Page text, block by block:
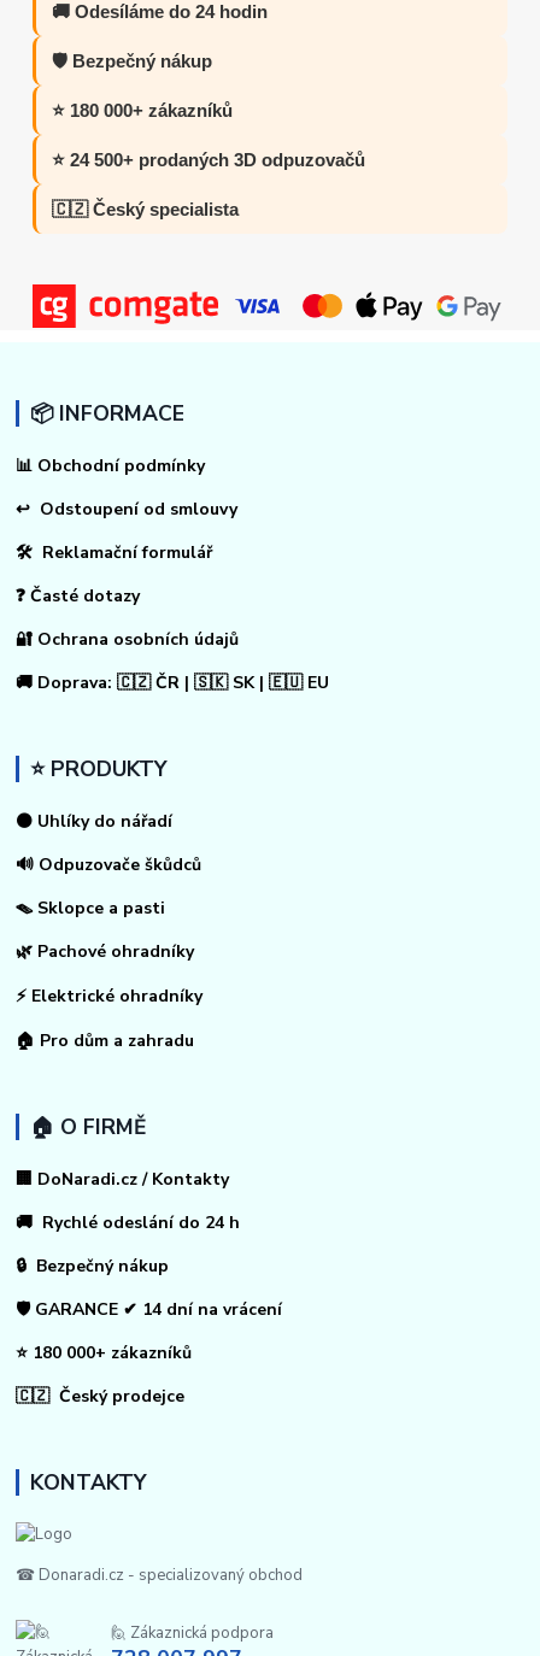
🚚 Odesíláme do 24 hodin
🛡️ Bezpečný nákup
⭐ 180 000+ zákazníků
⭐ 24 500+ prodaných 3D odpuzovačů
🇨🇿 Český specialista
📦 INFORMACE
📊 Obchodní podmínky
↩ Odstoupení od smlouvy
🛠 Reklamační formulář
❓ Časté dotazy
🔐 Ochrana osobních údajů
🚚 Doprava: 🇨🇿 ČR | 🇸🇰 SK | 🇪🇺 EU
⭐ PRODUKTY
⚫ Uhlíky do nářadí
🔊 Odpuzovače škůdců
🪤 Sklopce a pasti
🌿 Pachové ohradníky
⚡ Elektrické ohradníky
🏠 Pro dům a zahradu
🏠 O FIRMĚ
🏢 DoNaradi.cz / Kontakty
🚚 Rychlé odeslání do 24 h
🔒 Bezpečný nákup
🛡️ GARANCE ✔ 14 dní na vrácení
⭐ 180 000+ zákazníků
🇨🇿 Český prodejce
KONTAKTY
☎ Donaradi.cz - specializovaný obchod
🙋 Zákaznická podpora